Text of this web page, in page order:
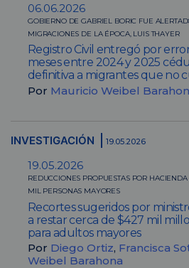
06.06.2026
GOBIERNO DE GABRIEL BORIC FUE
MIGRACIONES DE LA ÉPOCA, LUIS THAYER
Registro Civil entregó por
meses entre 2024 y 2025
definitiva a migrantes que no
Por Mauricio Weibel
INVESTIGACIÓN 19.05.2026
19.05.2026
REDUCCIONES PROPUESTAS POR
MIL PERSONAS MAYORES
Recortes sugeridos por
a restar cerca de $427 mil
para adultos mayores
Por Diego Ortiz, Francisca
Weibel Barahona